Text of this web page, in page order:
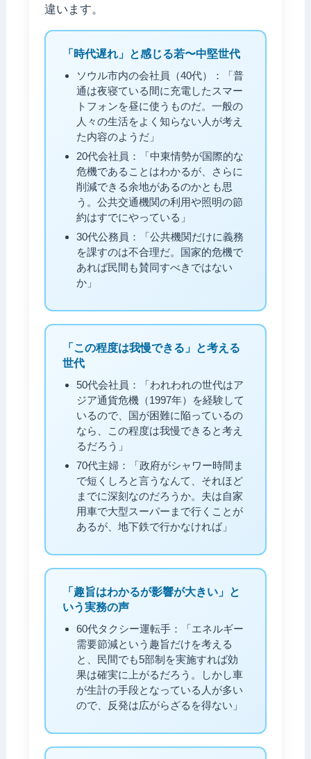
違います。
「時代遅れ」と感じる若〜中堅世代
ソウル市内の会社員（40代）：「普
通は夜寝ている間に充電したスマー
トフォンを昼に使うものだ。一般の
人々の生活をよく知らない人が考え
た内容のようだ」
20代会社員：「中東情勢が国際的な
危機であることはわかるが、さらに
削減できる余地があるのかとも思
う。公共交通機関の利用や照明の節
約はすでにやっている」
30代公務員：「公共機関だけに義務
を課すのは不合理だ。国家的危機で
あれば民間も賛同すべきではない
か」
「この程度は我慢できる」と考える
世代
50代会社員：「われわれの世代はア
ジア通貨危機（1997年）を経験して
いるので、国が困難に陥っているの
なら、この程度は我慢できると考え
るだろう」
70代主婦：「政府がシャワー時間ま
で短くしろと言うなんて、それほど
までに深刻なのだろうか。夫は自家
用車で大型スーパーまで行くことが
あるが、地下鉄で行かなければ」
「趣旨はわかるが影響が大きい」と
いう実務の声
60代タクシー運転手：「エネルギー
需要節減という趣旨だけを考える
と、民間でも5部制を実施すれば効
果は確実に上がるだろう。しかし車
が生計の手段となっている人が多い
ので、反発は広がらざるを得ない」